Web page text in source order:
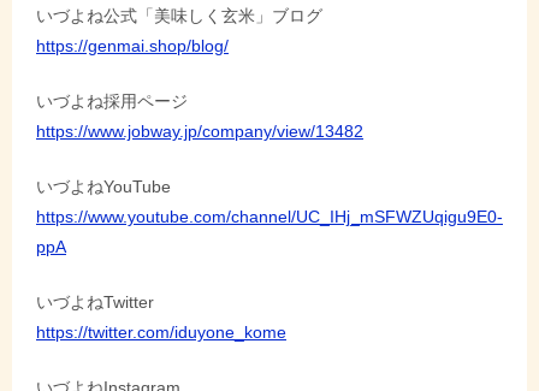
いづよね公式「美味しく玄米」ブログ
https://genmai.shop/blog/
いづよね採用ページ
https://www.jobway.jp/company/view/13482
いづよねYouTube
https://www.youtube.com/channel/UC_IHj_mSFWZUqigu9E0-
ppA
いづよねTwitter
https://twitter.com/iduyone_kome